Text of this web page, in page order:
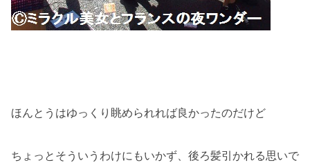
ほんとうはゆっくり眺められれば良かったのだけど
ちょっとそういうわけにもいかず、後ろ髪引かれる思いで